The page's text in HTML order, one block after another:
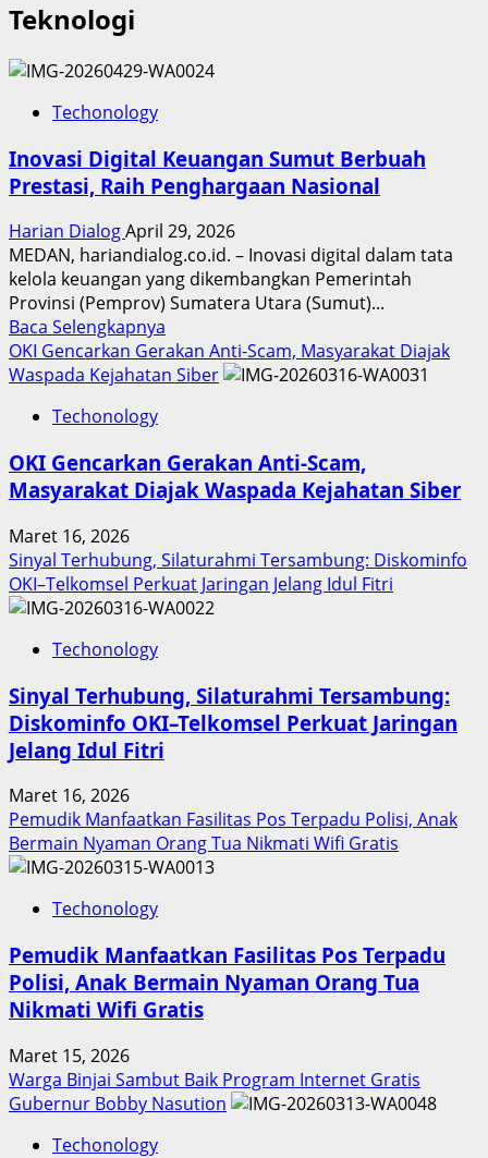
Teknologi
Techonology
Inovasi Digital Keuangan Sumut Berbuah
Prestasi, Raih Penghargaan Nasional
Harian DialogApril 29, 2026
MEDAN, hariandialog.co.id. – Inovasi digital dalam tata
kelola keuangan yang dikembangkan Pemerintah
Provinsi (Pemprov) Sumatera Utara (Sumut)...
Baca Selengkapnya
more
about
Sumut
Berbuah
Penghargaan
Nasional
OKI Gencarkan Gerakan Anti-Scam, Masyarakat Diajak
Waspada Kejahatan Siber
Techonology
OKI Gencarkan Gerakan Anti-Scam,
Masyarakat Diajak Waspada Kejahatan Siber
Maret 16, 2026
Sinyal Terhubung, Silaturahmi Tersambung: Diskominfo
OKI–Telkomsel Perkuat Jaringan Jelang Idul Fitri
Techonology
Sinyal Terhubung, Silaturahmi Tersambung:
Diskominfo OKI–Telkomsel Perkuat Jaringan
Jelang Idul Fitri
Maret 16, 2026
Pemudik Manfaatkan Fasilitas Pos Terpadu Polisi, Anak
Bermain Nyaman Orang Tua Nikmati Wifi Gratis
Techonology
Pemudik Manfaatkan Fasilitas Pos Terpadu
Polisi, Anak Bermain Nyaman Orang Tua
Nikmati Wifi Gratis
Maret 15, 2026
Warga Binjai Sambut Baik Program Internet Gratis
Gubernur Bobby Nasution
Techonology